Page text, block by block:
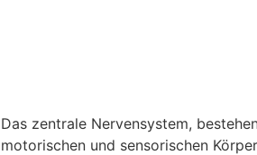
Das zentrale Nervensystem,
motorischen und sensorischen